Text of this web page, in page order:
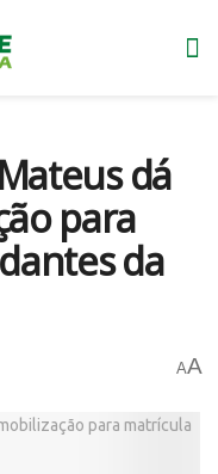
dá
para
da
AA